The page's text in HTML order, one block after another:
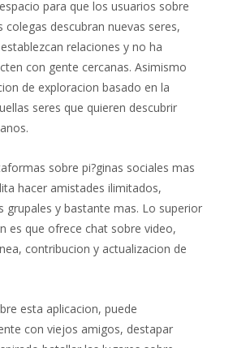
para que los usuarios sobre
descubran nuevas seres,
relaciones y no ha
con gente cercanas. Asimismo
de exploracion basado en la
seres que quieren descubrir
sobre pi?ginas sociales mas
hacer amistades ilimitados,
grupales y bastante mas. Lo superior
es que ofrece chat sobre video,
contribucion y actualizacion de
esta aplicacion, puede
con viejos amigos, destapar